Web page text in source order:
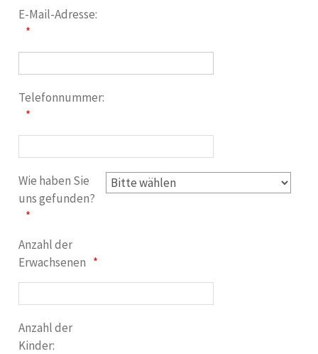
E-Mail-Adresse:
Telefonnummer:
Wie haben Sie
uns gefunden?
Anzahl der
Erwachsenen
Anzahl der
Kinder: